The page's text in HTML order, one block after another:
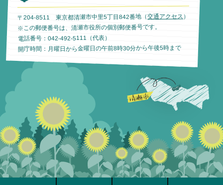
〒204-8511 東京都清瀬市中里5丁目842番地（交通アクセス ）
※この郵便番号は、清瀬市役所の個別郵便番号です。
電話番号：042-492-5111（代表）
開庁時間：月曜日から金曜日の午前8時30分から午後5時まで